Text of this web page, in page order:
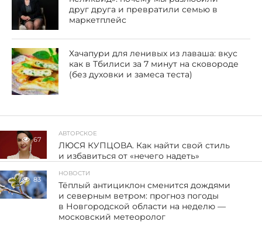
друг друга и превратили семью в
маркетплейс
Хачапури для ленивых из лаваша: вкус
как в Тбилиси за 7 минут на сковороде
(без духовки и замеса теста)
67
АВТОРСКОЕ
ЛЮСЯ КУПЦОВА. Как найти свой стиль
и избавиться от «нечего надеть»
83
НОВОСТИ
Тёплый антициклон сменится дождями
и северным ветром: прогноз погоды
в Новгородской области на неделю —
московский метеоролог